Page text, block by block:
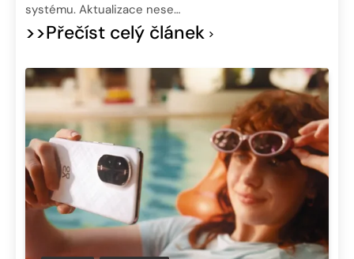
systému. Aktualizace nese…
>>Přečíst celý článek